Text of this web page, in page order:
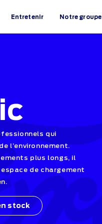
Entretenir Notre groupe
qui
l’environnement.
plus longs, il
de chargement
stock